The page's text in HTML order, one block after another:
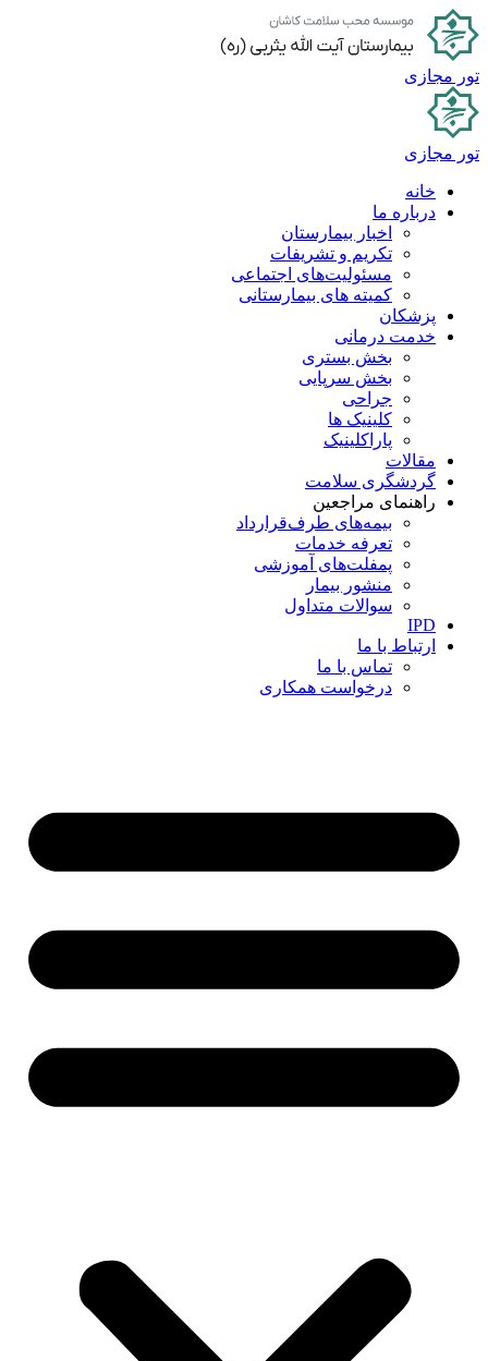
پرش
به
محتوا
تور مجازی
تور مجازی
خانه
درباره ما
اخبار بیمارستان
تکریم و تشریفات
مسئولیت‌های اجتماعی
کمیته های بیمارستانی
پزشکان
خدمت درمانی
بخش بستری
بخش سرپایی
جراحی
کلینیک ها
پاراکلینیک
مقالات
گردشگری سلامت
راهنمای مراجعین
بیمه‌های طرف‌قرارداد
تعرفه خدمات
پمفلت‌های آموزشی
منشور بیمار
سوالات متداول
IPD
ارتباط با ما
تماس با ما
درخواست همکاری